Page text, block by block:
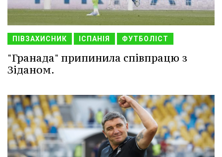
ПІВЗАХИСНИК ІСПАНІЯ ФУТБОЛІСТ
"Гранада" припинила співпрацю з
Зіданом.